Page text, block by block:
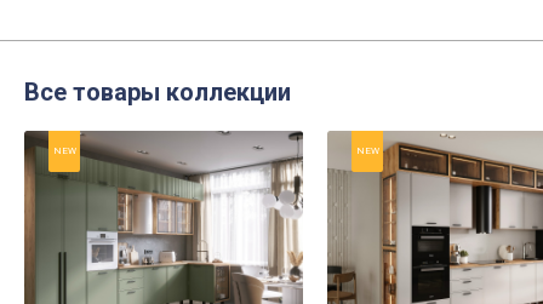
Все товары коллекции
NEW NEW